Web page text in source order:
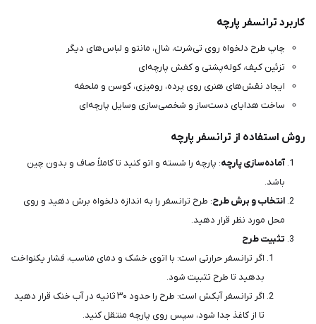
کاربرد ترانسفر پارچه
چاپ طرح دلخواه روی تی‌شرت، شال، مانتو و لباس‌های دیگر
تزئین کیف، کوله‌پشتی و کفش پارچه‌ای
ایجاد نقش‌های هنری روی پرده، رومیزی، کوسن و ملحفه
ساخت هدایای دست‌ساز و شخصی‌سازی وسایل پارچه‌ای
روش استفاده از ترانسفر پارچه
آماده‌سازی پارچه: پارچه را شسته و اتو کنید تا کاملاً صاف و بدون چین
باشد.
انتخاب و برش طرح: طرح ترانسفر را به اندازه دلخواه برش دهید و روی
محل مورد نظر قرار دهید.
تثبیت طرح
اگر ترانسفر حرارتی است: با اتوی خشک و دمای مناسب، فشار یکنواخت
بدهید تا طرح تثبیت شود.
اگر ترانسفر آبکش است: طرح را حدود ۳۰ ثانیه در آب خنک قرار دهید
تا از کاغذ جدا شود، سپس روی پارچه منتقل کنید.